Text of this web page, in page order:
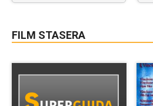
FILM STASERA